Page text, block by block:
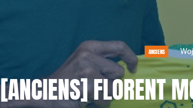
ANCIENS
[ANCIENS] FLORENT